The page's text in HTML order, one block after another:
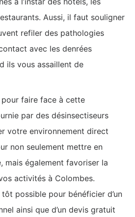
Aussi, il faut souligner
refiler des pathologies
avec les denrées
ils vous assaillent de
faire face à cette
par des désinsectiseurs
votre environnement direct
non seulement mettre en
mais également favoriser la
activités à Colombes.
possible pour bénéficier d’un
ainsi que d’un devis gratuit